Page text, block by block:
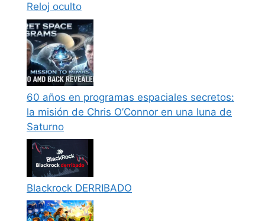
Reloj oculto
60 años en programas espaciales secretos:
la misión de Chris O’Connor en una luna de
Saturno
Blackrock DERRIBADO